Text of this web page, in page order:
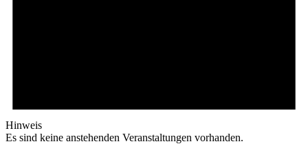
Hinweis
Es sind keine anstehenden Veranstaltungen vorhanden.